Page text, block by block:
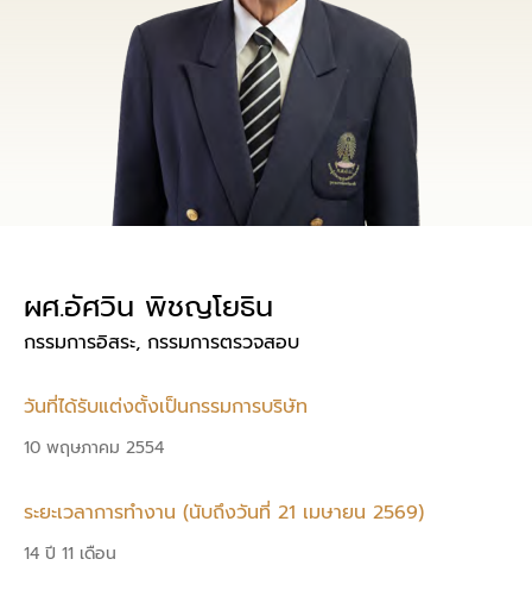
ผศ.อัศวิน พิชญโยธิน
กรรมการอิสระ, กรรมการตรวจสอบ
วันที่ได้รับแต่งตั้งเป็นกรรมการบริษัท
10 พฤษภาคม 2554
ระยะเวลาการทำงาน (นับถึงวันที่ 21 เมษายน 2569)
14 ปี 11 เดือน